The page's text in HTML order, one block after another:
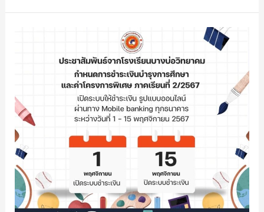
2568
ศึกษา
และ
ค่า
โครงการ
พิเศษ
ภาค
เรียน